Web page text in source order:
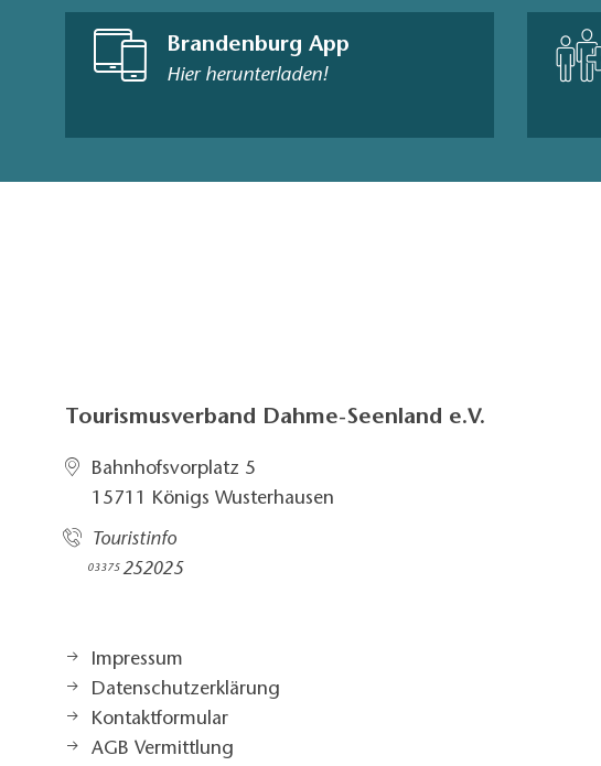
Brandenburg App
Hier herunterladen!
Tourismusverband Dahme-Seenland e.V.
Bahnhofsvorplatz 5​
15711 Königs Wusterhausen
Touristinfo
03375252025​
Impressum
Datenschutzerklärung
Kontaktformular
AGB Vermittlung